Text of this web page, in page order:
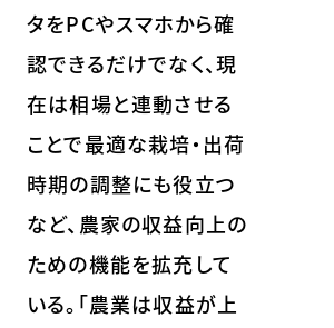
タをPCやスマホから確
認できるだけでなく、現
在は相場と連動させる
ことで最適な栽培・出荷
時期の調整にも役立つ
など、農家の収益向上の
ための機能を拡充して
いる。「農業は収益が上